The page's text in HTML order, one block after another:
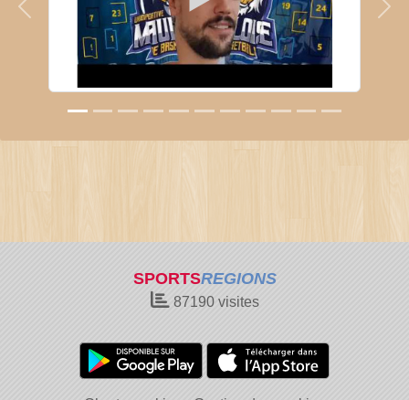
Précedent
SPORTSREGIONS
87190visites